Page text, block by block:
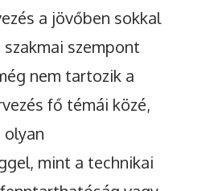
a jövőben sokkal
szempont
nem tartozik a
fő témái közé,
olyan
mint a technikai